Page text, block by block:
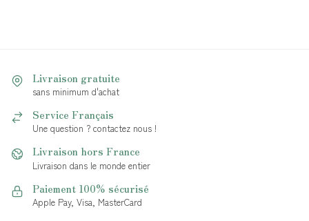
Livraison gratuite
sans minimum d'achat
Service Français
Une question ? contactez nous !
Livraison hors France
Livraison dans le monde entier
Paiement 100% sécurisé
Apple Pay, Visa, MasterCard